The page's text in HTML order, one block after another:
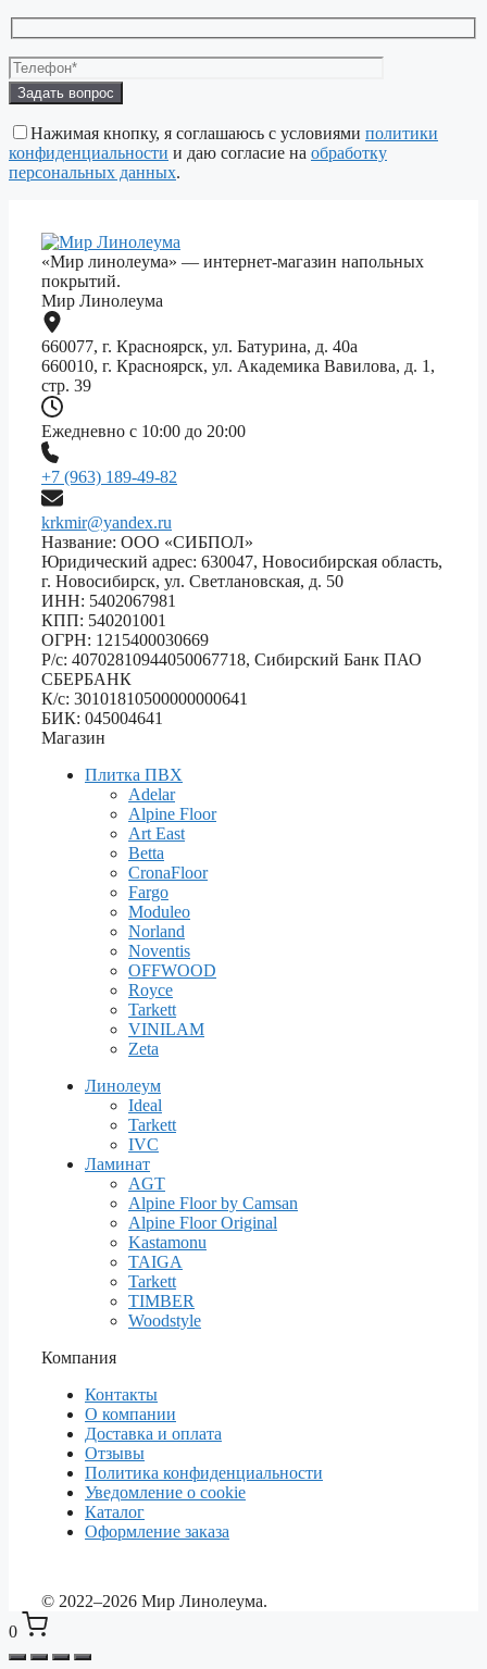
Оставьте
это
поле
пустым.
Нажимая кнопку, я соглашаюсь с условиями политики
конфиденциальности и даю согласие на обработку
персональных данных.
«Мир линолеума» — интернет-магазин напольных
покрытий.
Мир Линолеума
660077, г. Красноярск, ул. Батурина, д. 40а
660010, г. Красноярск, ул. Академика Вавилова, д. 1,
стр. 39
Ежедневно с 10:00 до 20:00
+7 (963) 189-49-82
krkmir@yandex.ru
Название: ООО «СИБПОЛ»
Юридический адрес: 630047, Новосибирская область,
г. Новосибирск, ул. Светлановская, д. 50
ИНН: 5402067981
КПП: 540201001
ОГРН: 1215400030669
Р/с: 40702810944050067718, Сибирский Банк ПАО
СБЕРБАНК
К/с: 30101810500000000641
БИК: 045004641
Магазин
Плитка ПВХ
Adelar
Alpine Floor
Art East
Betta
CronaFloor
Fargo
Moduleo
Norland
Noventis
OFFWOOD
Royce
Tarkett
VINILAM
Zeta
Линолеум
Ideal
Tarkett
IVC
Ламинат
AGT
Alpine Floor by Camsan
Alpine Floor Original
Kastamonu
TAIGA
Tarkett
TIMBER
Woodstyle
Компания
Контакты
О компании
Доставка и оплата
Отзывы
Политика конфиденциальности
Уведомление о cookie
Каталог
Оформление заказа
© 2022–2026 Мир Линолеума.
0